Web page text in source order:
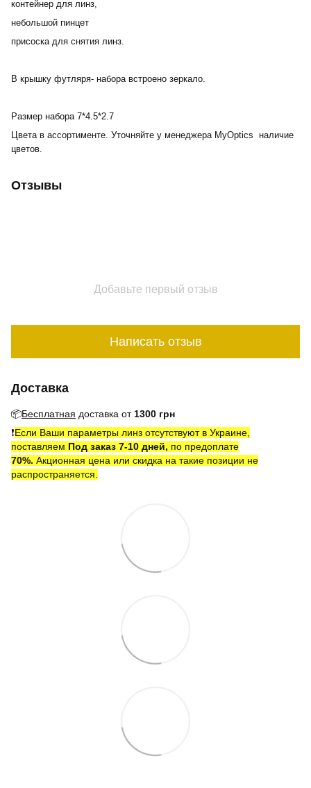
контейнер для линз,
небольшой пинцет
присоска для снятия линз.
В крышку футляря- набора встроено зеркало.
Размер набора 7*4.5*2.7
Цвета в ассортименте. Уточняйте у менеджера MyOptics наличие
цветов.
Отзывы
Добавьте первый отзыв
Написать отзыв
Доставка
📦Бесплатная доставка от 1300 грн
❗️Если Ваши параметры линз отсутствуют в Украине,
поставляем Под заказ 7-10 дней, по предоплате
70%. Акционная цена или скидка на такие позиции не
распространяется.